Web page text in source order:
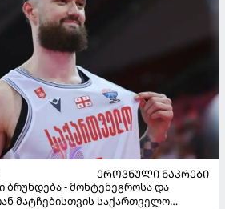
ᲔᲠᲝᲕᲜᲣᲚᲘ ᲜᲐᲙᲠᲔᲑᲘ
ბრუნდება - მონტენეგროსა და
მატჩებისთვის საქართველო